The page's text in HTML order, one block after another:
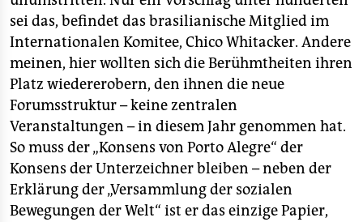
sei das, befindet das brasilianische Mitglied im
Internationalen Komitee, Chico Whitacker. Andere
meinen, hier wollten sich die Berühmtheiten ihren
Platz wiedererobern, den ihnen die neue
Forumsstruktur – keine zentralen
Veranstaltungen – in diesem Jahr genommen hat.
So muss der „Konsens von Porto Alegre“ der
Konsens der Unterzeichner bleiben – neben der
Erklärung der „Versammlung der sozialen
Bewegungen der Welt“ ist er das einzige Papier,